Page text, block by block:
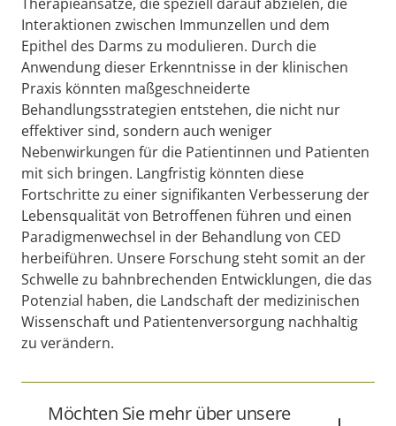
Interaktionen zwischen Immunzellen und dem
Epithel des Darms zu modulieren. Durch die
Anwendung dieser Erkenntnisse in der klinischen
Praxis könnten maßgeschneiderte
Behandlungsstrategien entstehen, die nicht nur
effektiver sind, sondern auch weniger
Nebenwirkungen für die Patientinnen und Patienten
mit sich bringen. Langfristig könnten diese
Fortschritte zu einer signifikanten Verbesserung der
Lebensqualität von Betroffenen führen und einen
Paradigmenwechsel in der Behandlung von CED
herbeiführen. Unsere Forschung steht somit an der
Schwelle zu bahnbrechenden Entwicklungen, die das
Potenzial haben, die Landschaft der medizinischen
Wissenschaft und Patientenversorgung nachhaltig
zu verändern.
Möchten Sie mehr über unsere